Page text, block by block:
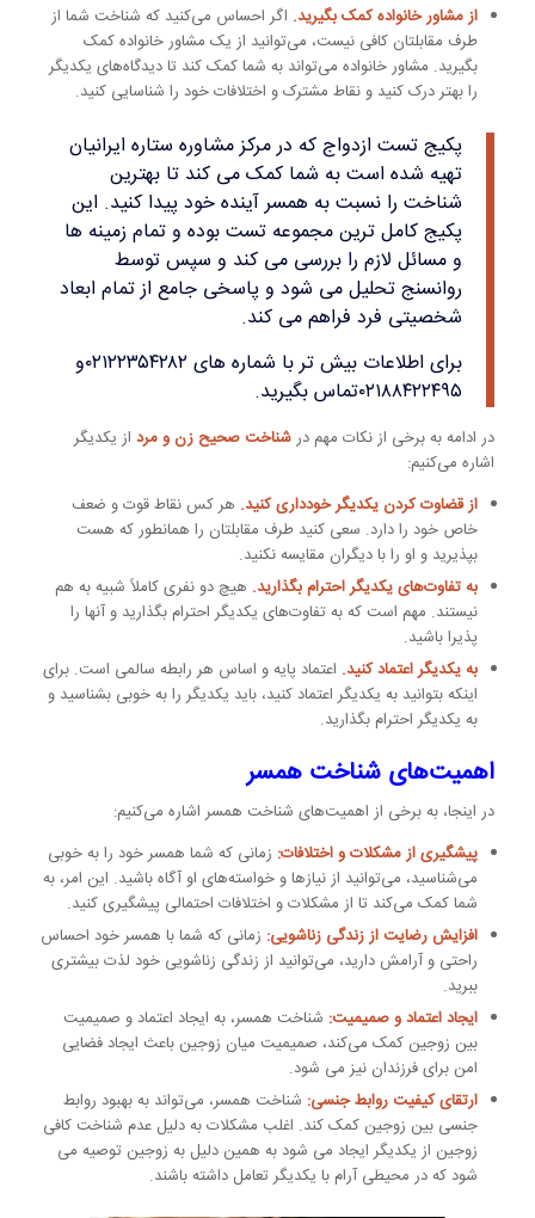
از مشاور خانواده کمک بگیرید. اگر احساس می‌کنید که شناخت شما از
طرف مقابلتان کافی نیست، می‌توانید از یک مشاور خانواده کمک
بگیرید. مشاور خانواده می‌تواند به شما کمک کند تا دیدگاه‌های یکدیگر
را بهتر درک کنید و نقاط مشترک و اختلافات خود را شناسایی کنید.
پکیج تست ازدواج که در مرکز مشاوره ستاره ایرانیان
تهیه شده است به شما کمک می کند تا بهترین
شناخت را نسبت به همسر آینده خود پیدا کنید. این
پکیج کامل ترین مجموعه تست بوده و تمام زمینه ها
و مسائل لازم را بررسی می کند و سپس توسط
روانسنج تحلیل می شود و پاسخی جامع از تمام ابعاد
شخصیتی فرد فراهم می کند.
برای اطلاعات بیش تر با شماره های ۰۲۱۲۲۳۵۴۲۸۲و
۰۲۱۸۸۴۲۲۴۹۵تماس بگیرید.
در ادامه به برخی از نکات مهم درشناخت صحیح زن و مرداز یکدیگر
اشاره می‌کنیم:
از قضاوت کردن یکدیگر خودداری کنید. هر کس نقاط قوت و ضعف
خاص خود را دارد. سعی کنید طرف مقابلتان را همانطور که هست
بپذیرید و او را با دیگران مقایسه نکنید.
به تفاوت‌های یکدیگر احترام بگذارید. هیچ دو نفری کاملاً شبیه به هم
نیستند. مهم است که به تفاوت‌های یکدیگر احترام بگذارید و آنها را
پذیرا باشید.
به یکدیگر اعتماد کنید. اعتماد پایه و اساس هر رابطه سالمی است. برای
اینکه بتوانید به یکدیگر اعتماد کنید، باید یکدیگر را به خوبی بشناسید و
به یکدیگر احترام بگذارید.
اهمیت‌های شناخت همسر
در اینجا، به برخی از اهمیت‌های شناخت همسر اشاره می‌کنیم:
پیشگیری از مشکلات و اختلافات: زمانی که شما همسر خود را به خوبی
می‌شناسید، می‌توانید از نیازها و خواسته‌های او آگاه باشید. این امر، به
شما کمک می‌کند تا از مشکلات و اختلافات احتمالی پیشگیری کنید.
افزایش رضایت از زندگی زناشویی: زمانی که شما با همسر خود احساس
راحتی و آرامش دارید، می‌توانید از زندگی زناشویی خود لذت بیشتری
ببرید.
ایجاد اعتماد و صمیمیت: شناخت همسر، به ایجاد اعتماد و صمیمیت
بین زوجین کمک می‌کند، صمیمیت میان زوجین باعث ایجاد فضایی
امن برای فرزندان نیز می شود.
ارتقای کیفیت روابط جنسی: شناخت همسر، می‌تواند به بهبود روابط
جنسی بین زوجین کمک کند. اغلب مشکلات به دلیل عدم شناخت کافی
زوجین از یکدیگر ایجاد می شود به همین دلیل به زوجین توصیه می
شود که در محیطی آرام با یکدیگر تعامل داشته باشند.